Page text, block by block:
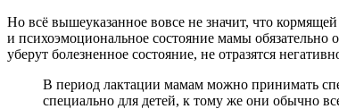
Но всё вышеуказанное вовсе не значит, что
и психоэмоциональное состояние мамы
уберут болезненное состояние, не отразятся
В период лактации мамам можно принимать
специально для детей, к тому же они обычно